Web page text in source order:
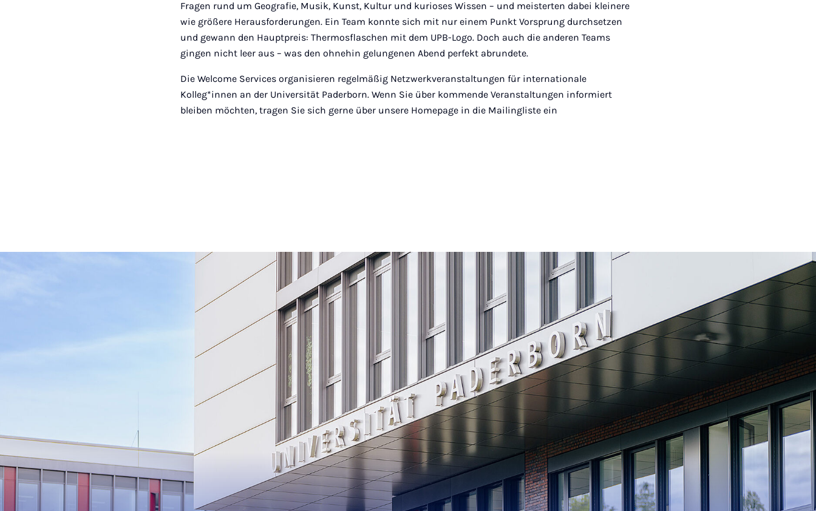
Fragen rund um Geografie, Musik, Kunst, Kultur und kurioses Wissen – und meisterten dabei kleinere
wie größere Herausforderungen. Ein Team konnte sich mit nur einem Punkt Vorsprung durchsetzen
und gewann den Hauptpreis: Thermosflaschen mit dem UPB-Logo. Doch auch die anderen Teams
gingen nicht leer aus – was den ohnehin gelungenen Abend perfekt abrundete.
Die Welcome Services organisieren regelmäßig Netzwerkveranstaltungen für internationale
Kolleg*innen an der Universität Paderborn. Wenn Sie über kommende Veranstaltungen informiert
bleiben möchten, tragen Sie sich gerne über unsere Homepage in die Mailingliste ein